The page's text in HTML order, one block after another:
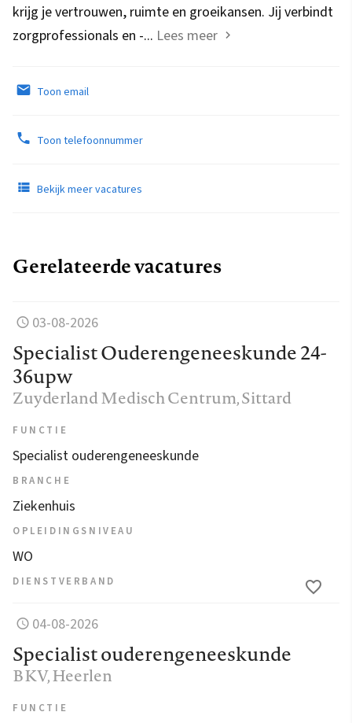
krijg je vertrouwen, ruimte en groeikansen. Jij verbindt
zorgprofessionals en -... Lees meer
Toon email
Toon telefoonnummer
Bekijk meer vacatures
Gerelateerde vacatures
03-08-2026
Specialist Ouderengeneeskunde 24-
36upw
Zuyderland Medisch Centrum, Sittard
FUNCTIE
Specialist ouderengeneeskunde
BRANCHE
Ziekenhuis
OPLEIDINGSNIVEAU
WO
DIENSTVERBAND
04-08-2026
Specialist ouderengeneeskunde
BKV, Heerlen
FUNCTIE